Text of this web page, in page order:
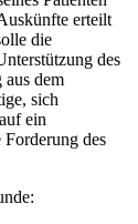
erteilt
die
des
aus dem
sich
ein
des